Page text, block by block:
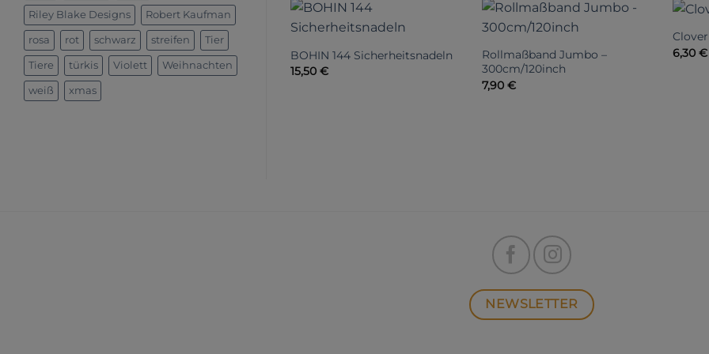
Riley Blake Designs Robert Kaufman
rosa rot schwarz streifen Tier
Tiere türkis Violett Weihnachten
weiß xmas
BOHIN 144 Sicherheitsnadeln
15,50 €
Rollmaßband Jumbo –
300cm/120inch
7,90 €
6,30€
NEWSLETTER